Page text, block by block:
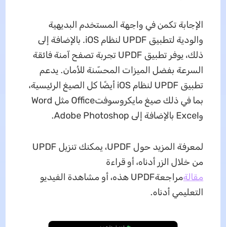
الإجابة تكمن في واجهة المستخدم البديهية
والودية لتطبيق UPDF لنظام iOS. بالإضافة إلى
ذلك، يوفر تطبيق UPDF تجربة تصفح آمنة فائقة
السرعة بفضل الميزات المحسّنة للأمان. يدعم
تطبيق UPDF لنظام iOS أيضًا كل الصيغ الرئيسية،
بما في ذلك صيغ مايكروسوفتOffice مثل Word
وExcel بالإضافة إلى Adobe Photoshop.
لمعرفة المزيد حول UPDF، يمكنك تنزيل UPDF
من خلال الزر أدناه، أو قراءة
مقالةمراجعة
UPDF هذه، أو مشاهدة الفيديو
التعليمي أدناه.